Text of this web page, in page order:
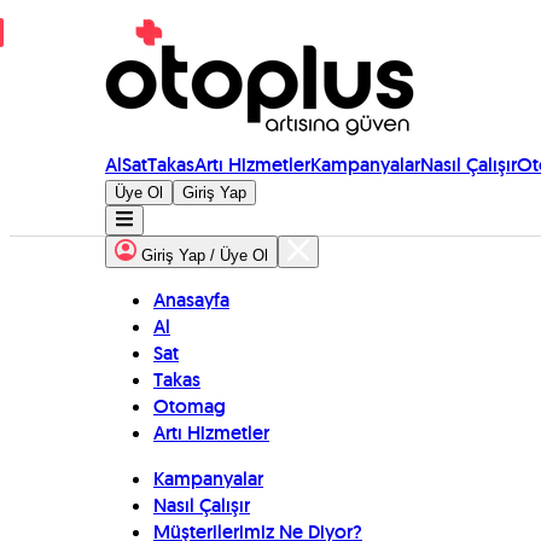
AlSatTakasArtı HizmetlerKampanyalarNasıl Çalışır
Üye Ol Giriş Yap
Giriş Yap / Üye Ol
Anasayfa
Al
Sat
Takas
Otomag
Artı Hizmetler
Kampanyalar
Nasıl Çalışır
Müşterilerimiz Ne Diyor?